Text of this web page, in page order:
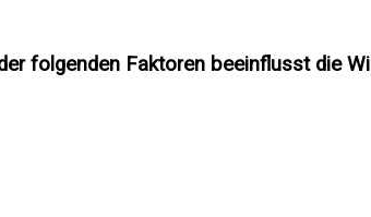
folgenden Faktoren beeinflusst die